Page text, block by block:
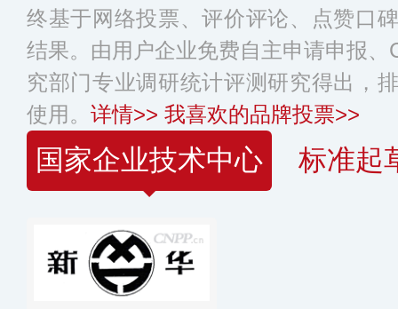
终基于网络投票、评价评论、点赞口
结果。由用户企业免费自主申请申报
究部门专业调研统计评测研究得出，
使用。 详情>> 我喜欢的品牌投票>>
国家企业技术中心 标准起